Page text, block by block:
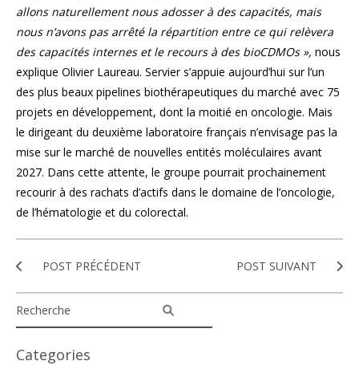
allons naturellement nous adosser à des capacités, mais
nous n’avons pas arrêté la répartition entre ce qui relèvera
des capacités internes et le recours à des bioCDMOs », nous
explique Olivier Laureau. Servier s’appuie aujourd’hui sur l’un
des plus beaux pipelines biothérapeutiques du marché avec 75
projets en développement, dont la moitié en oncologie. Mais
le dirigeant du deuxième laboratoire français n’envisage pas la
mise sur le marché de nouvelles entités moléculaires avant
2027. Dans cette attente, le groupe pourrait prochainement
recourir à des rachats d’actifs dans le domaine de l’oncologie,
de l’hématologie et du colorectal.
POST PRÉCÉDENT POST SUIVANT
Categories